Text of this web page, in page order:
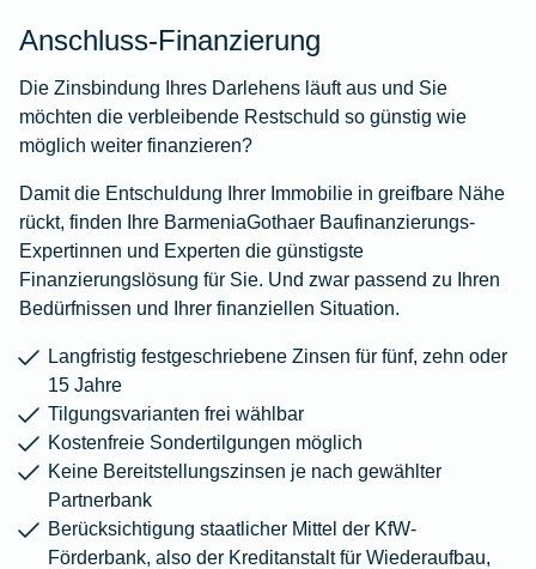
Anschluss-Finanzierung
Die Zinsbindung Ihres Darlehens läuft aus und Sie
möchten die verbleibende Restschuld so günstig wie
möglich weiter finanzieren?
Damit die Entschuldung Ihrer Immobilie in greifbare Nähe
rückt, finden Ihre BarmeniaGothaer Baufinanzierungs-
Expertinnen und Experten die günstigste
Finanzierungslösung für Sie. Und zwar passend zu Ihren
Bedürfnissen und Ihrer finanziellen Situation.
Langfristig festgeschriebene Zinsen für fünf, zehn oder
15 Jahre
Tilgungsvarianten frei wählbar
Kostenfreie Sondertilgungen möglich
Keine Bereitstellungszinsen je nach gewählter
Partnerbank
Berücksichtigung staatlicher Mittel der KfW-
Förderbank, also der Kreditanstalt für Wiederaufbau,